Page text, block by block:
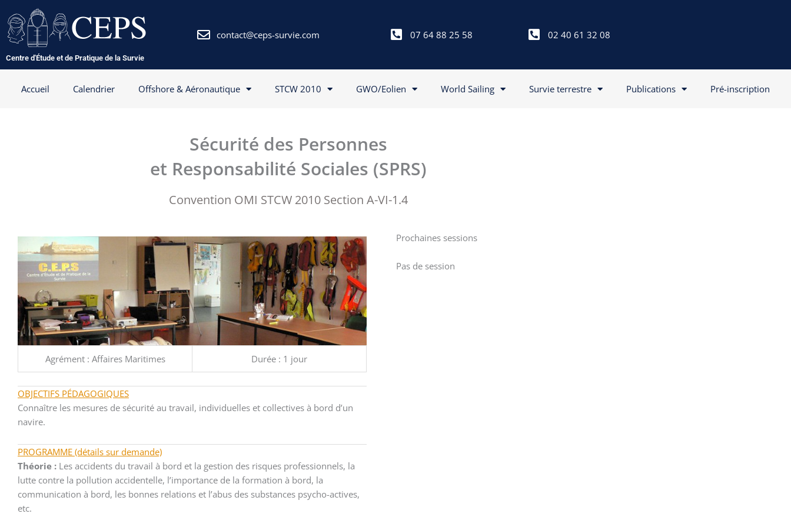
au
contenu
Centre d'Étude et de Pratique de la Survie
contact@ceps-survie.com 07 64 88 25 58 02 40 61 32 08
Accueil Calendrier Offshore & Aéronautique STCW 2010 GWO/Eolien World Sailing Survie terrestre Publications Pré-inscription
Sécurité des Personnes
et Responsabilité Sociales (SPRS)
Convention OMI STCW 2010 Section A-VI-1.4
Agrément : Affaires Maritimes Durée : 1 jour
OBJECTIFS PÉDAGOGIQUES
Connaître les mesures de sécurité au travail, individuelles et collectives à bord d’un
navire.
PROGRAMME (détails sur demande)
Théorie : Les accidents du travail à bord et la gestion des risques professionnels, la
lutte contre la pollution accidentelle, l’importance de la formation à bord, la
communication à bord, les bonnes relations et l’abus des substances psycho-actives,
etc.
Prochaines sessions
Pas de session